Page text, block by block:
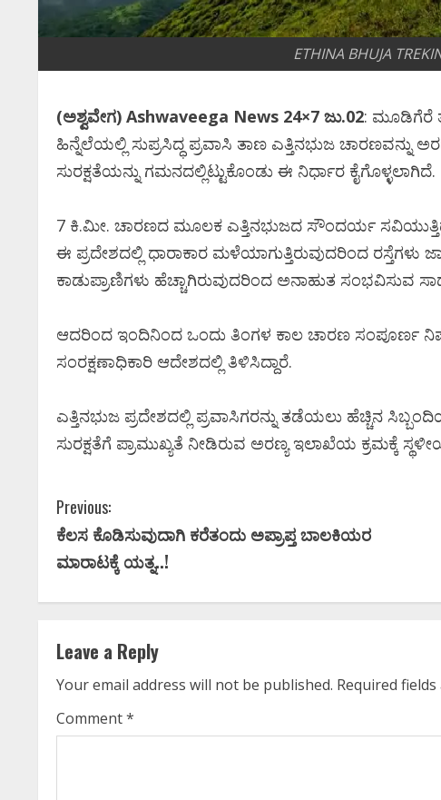
ETHINA BHUJA
(ಅಶ್ವವೇಗ) Ashwaveega News 24×7 ಜು.02: ಮೂಡಿಗೆರೆ
ಹಿನ್ನೆಲೆಯಲ್ಲಿ ಸುಪ್ರಸಿದ್ಧ ಪ್ರವಾಸಿ ತಾಣ ಎತ್ತಿನಭುಜ ಚಾರಣವನ್ನು
ಸುರಕ್ಷತೆಯನ್ನು ಗಮನದಲ್ಲಿಟ್ಟುಕೊಂಡು ಈ ನಿರ್ಧಾರ ಕೈಗೊಳ್ಳಲಾಗಿದೆ.
7 ಕಿ.ಮೀ. ಚಾರಣದ ಮೂಲಕ ಎತ್ತಿನಭುಜದ ಸೌಂದರ್ಯ
ಈ ಪ್ರದೇಶದಲ್ಲಿ ಧಾರಾಕಾರ ಮಳೆಯಾಗುತ್ತಿರುವುದರಿಂದ ರಸ್ತೆಗಳು
ಕಾಡುಪ್ರಾಣಿಗಳು ಹೆಚ್ಚಾಗಿರುವುದರಿಂದ ಅನಾಹುತ ಸಂಭವಿಸುವ
ಆದರಿಂದ ಇಂದಿನಿಂದ ಒಂದು ತಿಂಗಳ ಕಾಲ ಚಾರಣ ಸಂಪೂರ್ಣ
ಸಂರಕ್ಷಣಾಧಿಕಾರಿ ಆದೇಶದಲ್ಲಿ ತಿಳಿಸಿದ್ದಾರೆ.
ಎತ್ತಿನಭುಜ ಪ್ರದೇಶದಲ್ಲಿ ಪ್ರವಾಸಿಗರನ್ನು ತಡೆಯಲು ಹೆಚ್ಚಿನ
ಸುರಕ್ಷತೆಗೆ ಪ್ರಾಮುಖ್ಯತೆ ನೀಡಿರುವ ಅರಣ್ಯ ಇಲಾಖೆಯ ಕ್ರಮಕ್ಕೆ
C
o
i
n
u
Previous:
ಕೆಲಸ ಕೊಡಿಸುವುದಾಗಿ ಕರೆತಂದು ಅಪ್ರಾಪ್ತ ಬಾಲಕಿಯರ
ಮಾರಾಟಕ್ಕೆ ಯತ್ನ..!
Leave a Reply
Your email address will not be published. Required
Comment*